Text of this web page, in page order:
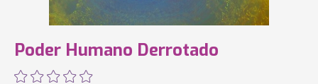
Poder Humano Derrotado